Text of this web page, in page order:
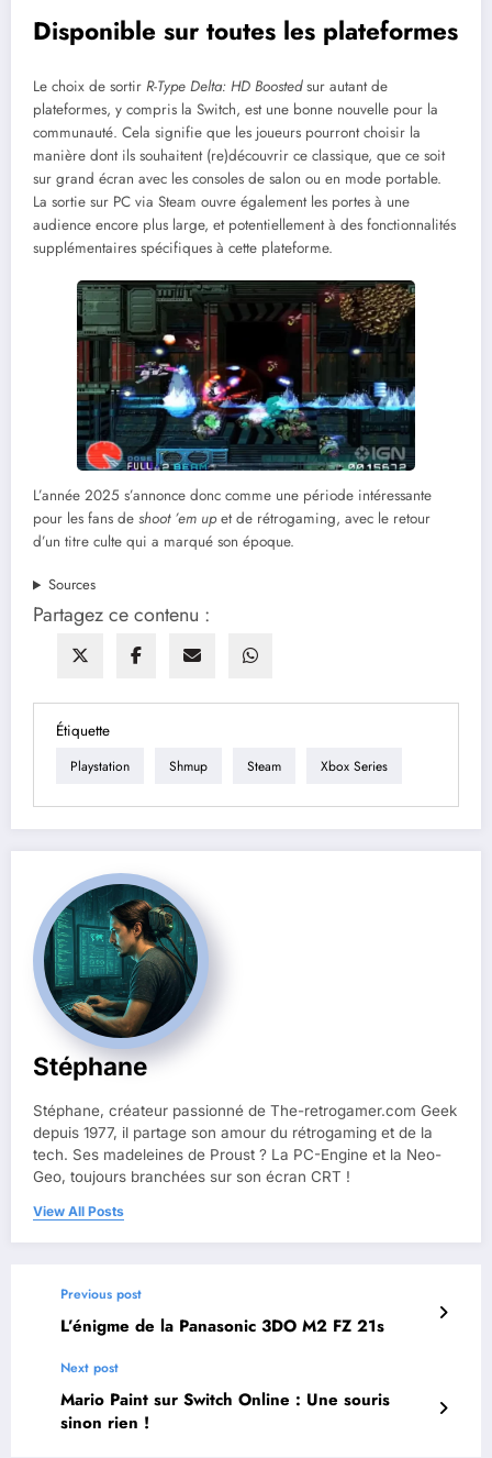
Disponible sur toutes les plateformes
Le choix de sortir R-Type Delta: HD Boostedsur autant de
plateformes, y compris la Switch, est une bonne nouvelle pour la
communauté. Cela signifie que les joueurs pourront choisir la
manière dont ils souhaitent (re)découvrir ce classique, que ce soit
sur grand écran avec les consoles de salon ou en mode portable.
La sortie sur PC via Steam ouvre également les portes à une
audience encore plus large, et potentiellement à des fonctionnalités
supplémentaires spécifiques à cette plateforme.
L’année 2025 s’annonce donc comme une période intéressante
pour les fans de shoot ’em upet de rétrogaming, avec le retour
d’un titre culte qui a marqué son époque.
Sources
Partagez ce contenu :
Étiquette
Playstation Shmup Steam Xbox Series
Stéphane
Stéphane, créateur passionné de The-retrogamer.com Geek
depuis 1977, il partage son amour du rétrogaming et de la
tech. Ses madeleines de Proust ? La PC-Engine et la Neo-
Geo, toujours branchées sur son écran CRT !
View All Posts
Previous post
L’énigme de la Panasonic 3DO M2 FZ 21s
Next post
Mario Paint sur Switch Online : Une souris
sinon rien !